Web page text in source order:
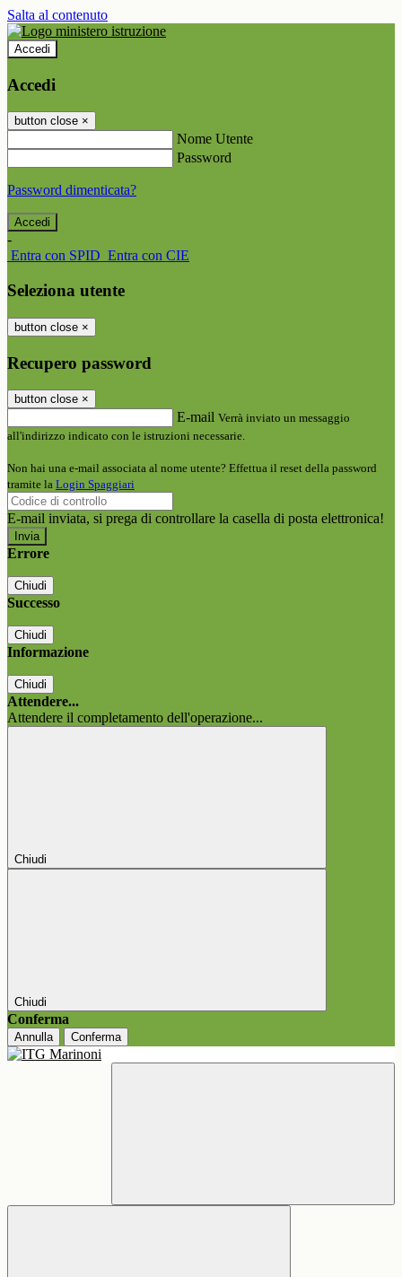
Salta al contenuto
Accedi
Accedi
button close ×
Nome Utente
Password
Password dimenticata?
-
Entra con SPID Entra con CIE
Seleziona utente
button close ×
Recupero password
button close ×
E-mail Verrà inviato un messaggio
all'indirizzo indicato con le istruzioni necessarie.
Non hai una e-mail associata al nome utente? Effettua il reset della password
tramite la Login Spaggiari
E-mail inviata, si prega di controllare la casella di posta elettronica!
Errore
Chiudi
Successo
Chiudi
Informazione
Chiudi
Attendere...
Attendere il completamento dell'operazione...
Chiudi
Chiudi
Conferma
Annulla Conferma